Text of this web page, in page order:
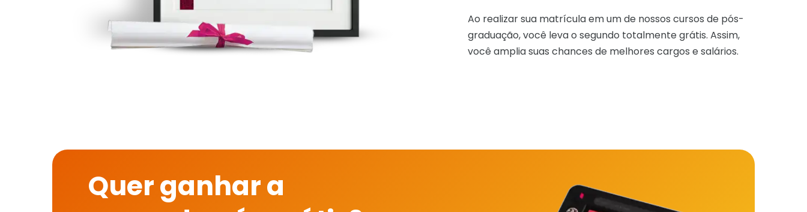
Ao realizar sua matrícula em um de nossos cursos de pós-
graduação, você leva o segundo totalmente grátis. Assim,
você amplia suas chances de melhores cargos e salários.
Quer ganhar a